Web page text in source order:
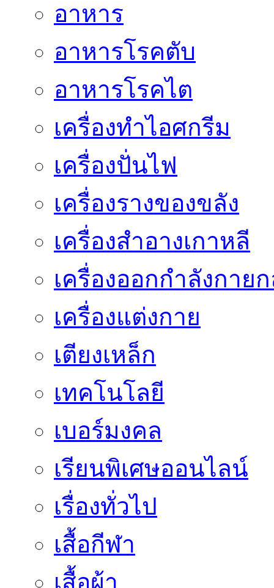
อาหาร
อาหารโรคตับ
อาหารโรคไต
เครื่องทำไอศกรีม
เครื่องปั่นไฟ
เครื่องรางของขลัง
เครื่องสำอางเกาหลี
เครื่องออกกำลังกาย
เครื่องแต่งกาย
เตียงเหล็ก
เทคโนโลยี
เบอร์มงคล
เรียนพิเศษออนไลน์
เรื่องทั่วไป
เสื้อกีฬา
เสื้อผ้า